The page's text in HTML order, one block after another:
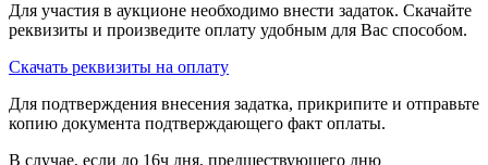
Для участия в аукционе необходимо внести задаток. Скачайте
реквизиты и произведите оплату удобным для Вас способом.
Скачать реквизиты на оплату
Для подтверждения внесения задатка, прикрипите и отправьте
копию документа подтверждающего факт оплаты.
В случае, если до 16ч дня, предшествующего дню